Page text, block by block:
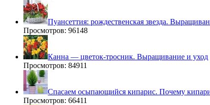
Пуансеттия: рождественская звезда.
Просмотров: 96148
Канна — цветок-тросник. Выращивание и уход
Просмотров: 84911
Спасаем осыпающийся кипарис. Почему
Просмотров: 66411